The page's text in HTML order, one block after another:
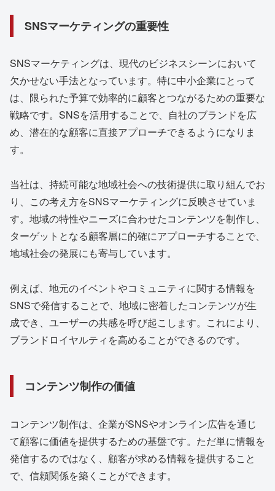
SNSマーケティングの重要性
SNSマーケティングは、現代のビジネスシーンにおいて
欠かせない手法となっています。特に中小企業にとって
は、限られた予算で効率的に顧客とつながるための重要な
戦略です。SNSを活用することで、自社のブランドを広
め、潜在的な顧客に直接アプローチできるようになりま
す。
当社は、持続可能な地域社会への技術提供に取り組んでお
り、この考え方をSNSマーケティングに反映させていま
す。地域の特性やニーズに合わせたコンテンツを制作し、
ターゲットとなる顧客層に的確にアプローチすることで、
地域社会の発展にも寄与しています。
例えば、地元のイベントやコミュニティに関する情報を
SNSで発信することで、地域に密着したコンテンツが生
成でき、ユーザーの共感を呼び起こします。これにより、
ブランドロイヤルティを高めることができるのです。
コンテンツ制作の価値
コンテンツ制作は、企業がSNSやオンライン広告を通じ
て顧客に価値を提供するための基盤です。ただ単に情報を
発信するのではなく、顧客が求める情報を提供すること
で、信頼関係を築くことができます。